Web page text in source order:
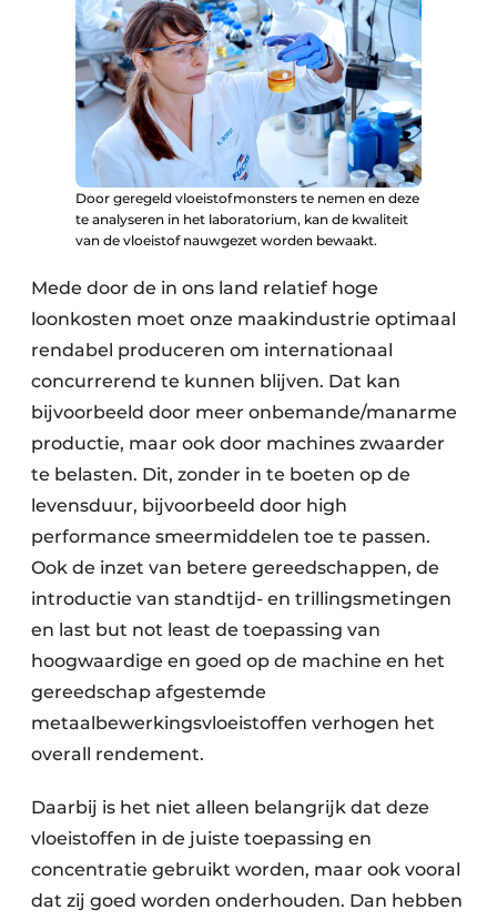
Door geregeld vloeistofmonsters te nemen en deze
te analyseren in het laboratorium, kan de kwaliteit
van de vloeistof nauwgezet worden bewaakt.
Mede door de in ons land relatief hoge
loonkosten moet onze maakindustrie optimaal
rendabel produceren om internationaal
concurrerend te kunnen blijven. Dat kan
bijvoorbeeld door meer onbemande/manarme
productie, maar ook door machines zwaarder
te belasten. Dit, zonder in te boeten op de
levensduur, bijvoorbeeld door high
performance smeermiddelen toe te passen.
Ook de inzet van betere gereedschappen, de
introductie van standtijd- en trillingsmetingen
en last but not least de toepassing van
hoogwaardige en goed op de machine en het
gereedschap afgestemde
metaalbewerkingsvloeistoffen verhogen het
overall rendement.
Daarbij is het niet alleen belangrijk dat deze
vloeistoffen in de juiste toepassing en
concentratie gebruikt worden, maar ook vooral
dat zij goed worden onderhouden. Dan hebben